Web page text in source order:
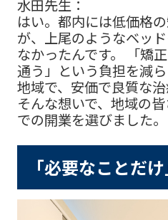
水田先生：
はい。都内には低価格
が、上尾のようなベッ
なかったんです。 「矯
通う」という負担を減
地域で、安価で良質な
そんな想いで、地域の
での開業を選びました。
「必要なことだ